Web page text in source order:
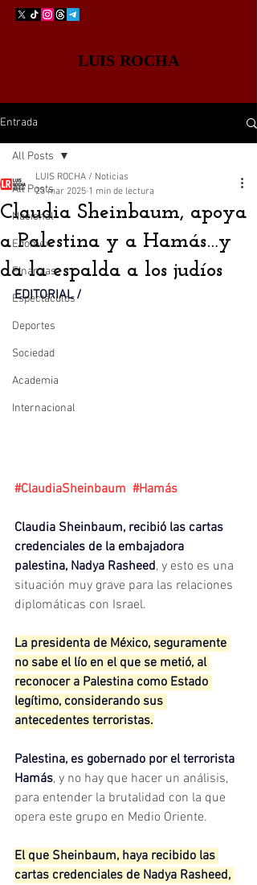
LUIS ROCHA
Entrada
All Posts
Nacional
Edomex
Finanzas
Espectáculos
Deportes
Sociedad
Academia
Internacional
All Posts
Claudia Sheinbaum, apoya
a Palestina y a Hamás…y
da la espalda a los judíos
LUIS ROCHA / Noticias
23 mar 2025 1 min de lectura
EDITORIAL /
#ClaudiaSheinbaum #Hamás
Claudia Sheinbaum, recibió las cartas
credenciales de la embajadora
palestina, Nadya Rasheed, y esto es una
situación muy grave para las relaciones
diplomáticas con Israel.
La presidenta de México, seguramente
no sabe el lío en el que se metió, al
reconocer a Palestina como Estado
legítimo, considerando sus
antecedentes terroristas.
Palestina, es gobernado por el terrorista
Hamás, y no hay que hacer un análisis,
para entender la brutalidad con la que
opera este grupo en Medio Oriente.
El que Sheinbaum, haya recibido las
cartas credenciales de Nadya Rasheed,